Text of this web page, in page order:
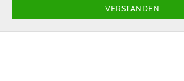
VERSTANDEN